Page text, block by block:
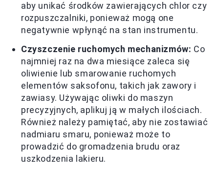
aby unikać środków zawierających chlor czy
rozpuszczalniki, ponieważ mogą one
negatywnie wpłynąć na stan instrumentu.
Czyszczenie ruchomych mechanizmów: Co
najmniej raz na dwa miesiące zaleca się
oliwienie lub smarowanie ruchomych
elementów saksofonu, takich jak zawory i
zawiasy. Używając oliwki do maszyn
precyzyjnych, aplikuj ją w małych ilościach.
Również należy pamiętać, aby nie zostawiać
nadmiaru smaru, ponieważ może to
prowadzić do gromadzenia brudu oraz
uszkodzenia lakieru.